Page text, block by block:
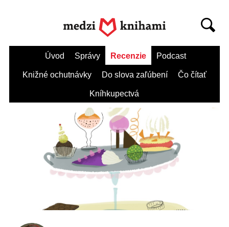
Úvod Správy Recenzie Podcast
Knižné ochutnávky Do slova zaľúbení Čo čítať
Kníhkupectvá